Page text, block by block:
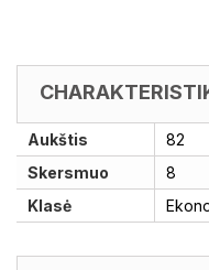
Aukštis
82
Skersmuo
8
Klasė